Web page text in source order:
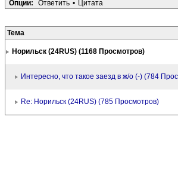
Опции: Ответить • Цитата
Тема
Норильск (24RUS) (1168 Просмотров)
Интересно, что такое заезд в ж/о (-) (784
Re: Норильск (24RUS) (785 Просмотров)